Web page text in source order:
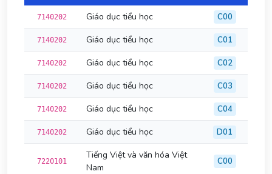
7140202 Giáo dục tiểu học C00
7140202 Giáo dục tiểu học C01
7140202 Giáo dục tiểu học C02
7140202 Giáo dục tiểu học C03
7140202 Giáo dục tiểu học C04
7140202 Giáo dục tiểu học D01
7220101
Tiếng Việt và văn hóa Việt
Nam
C00